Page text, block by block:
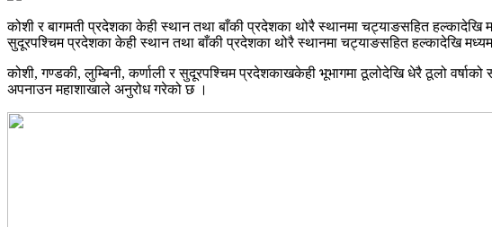
कोशी र बागमती प्रदेशका केही स्थान तथा बाँकी प्रदेशका थोरै स्थानमा चट्याङसहित हल्कादेखि
सुदूरपश्चिम प्रदेशका केही स्थान तथा बाँकी प्रदेशका थोरै स्थानमा चट्याङसहित हल्कादेखि
कोशी, गण्डकी, लुम्बिनी, कर्णाली र सुदूरपश्चिम प्रदेशकाखकेही भूभागमा ठूलोदेखि धेरै ठूलो
अपनाउन महाशाखाले अनुरोध गरेको छ ।